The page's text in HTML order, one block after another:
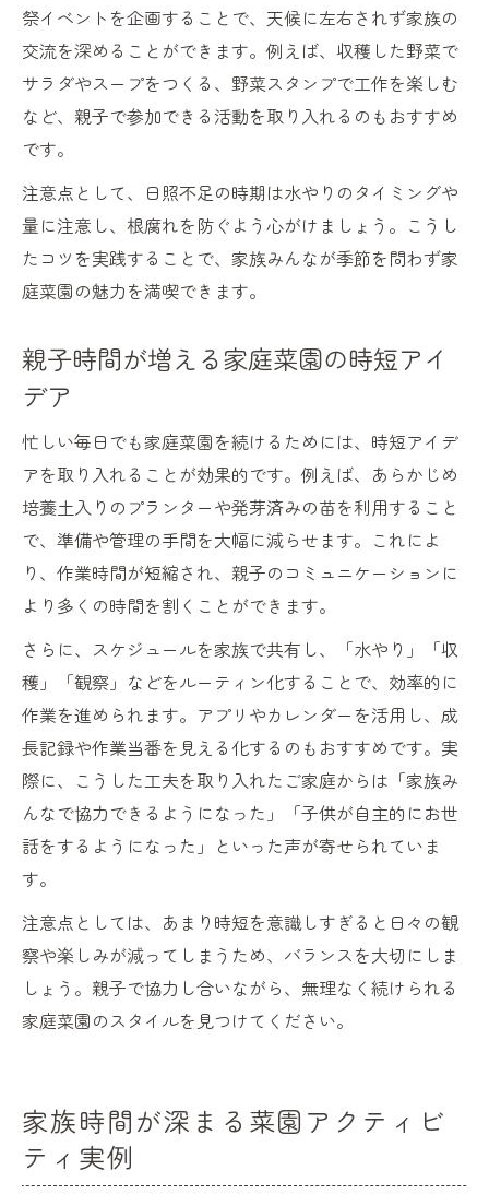
祭イベントを企画することで、天候に左右されず家族の
交流を深めることができます。例えば、収穫した野菜で
サラダやスープをつくる、野菜スタンプで工作を楽しむ
など、親子で参加できる活動を取り入れるのもおすすめ
です。
注意点として、日照不足の時期は水やりのタイミングや
量に注意し、根腐れを防ぐよう心がけましょう。こうし
たコツを実践することで、家族みんなが季節を問わず家
庭菜園の魅力を満喫できます。
親子時間が増える家庭菜園の時短アイ
デア
忙しい毎日でも家庭菜園を続けるためには、時短アイデ
アを取り入れることが効果的です。例えば、あらかじめ
培養土入りのプランターや発芽済みの苗を利用すること
で、準備や管理の手間を大幅に減らせます。これによ
り、作業時間が短縮され、親子のコミュニケーションに
より多くの時間を割くことができます。
さらに、スケジュールを家族で共有し、「水やり」「収
穫」「観察」などをルーティン化することで、効率的に
作業を進められます。アプリやカレンダーを活用し、成
長記録や作業当番を見える化するのもおすすめです。実
際に、こうした工夫を取り入れたご家庭からは「家族み
んなで協力できるようになった」「子供が自主的にお世
話をするようになった」といった声が寄せられていま
す。
注意点としては、あまり時短を意識しすぎると日々の観
察や楽しみが減ってしまうため、バランスを大切にしま
しょう。親子で協力し合いながら、無理なく続けられる
家庭菜園のスタイルを見つけてください。
家族時間が深まる菜園アクティビ
ティ実例